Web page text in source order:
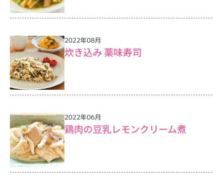
2022年08月
炊き込み 薬味寿司
2022年06月
鶏肉の豆乳レモンクリーム煮